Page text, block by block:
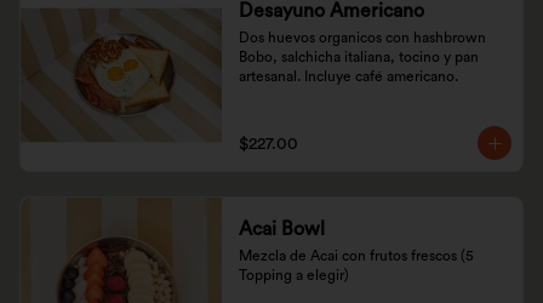
Desayuno Americano
Dos huevos organicos con hashbrown
Bobo, salchicha italiana, tocino y pan
artesanal. Incluye café americano.
$227.00
Acai Bowl
Mezcla de Acai con frutos frescos (5
Topping a elegir)